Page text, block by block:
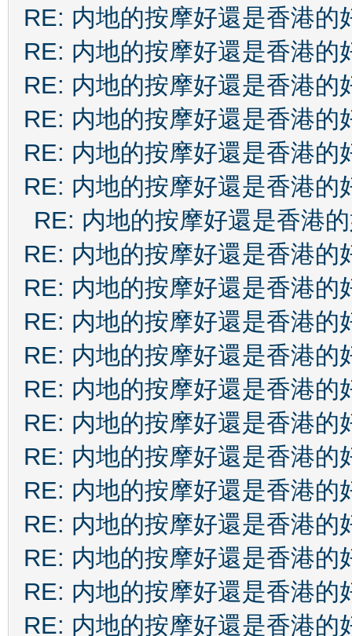
RE: 内地的按摩好還是香港的
RE: 内地的按摩好還是香港的
RE: 内地的按摩好還是香港的
RE: 内地的按摩好還是香港的
RE: 内地的按摩好還是香港的
RE: 内地的按摩好還是香港的
RE: 内地的按摩好還是香港
RE: 内地的按摩好還是香港的
RE: 内地的按摩好還是香港的
RE: 内地的按摩好還是香港的
RE: 内地的按摩好還是香港的
RE: 内地的按摩好還是香港的
RE: 内地的按摩好還是香港的
RE: 内地的按摩好還是香港的
RE: 内地的按摩好還是香港的
RE: 内地的按摩好還是香港的
RE: 内地的按摩好還是香港的
RE: 内地的按摩好還是香港的
RE: 内地的按摩好還是香港的